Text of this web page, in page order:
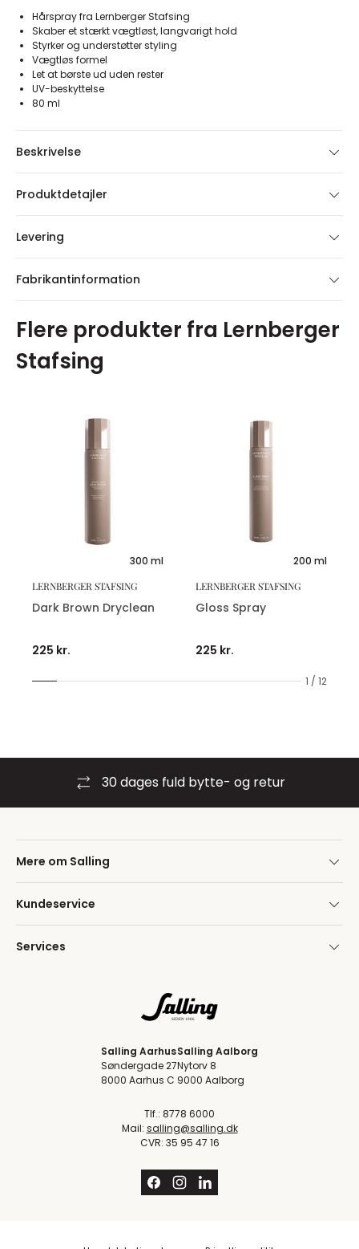
Hårspray fra Lernberger Stafsing
Skaber et stærkt vægtløst, langvarigt hold
Styrker og understøtter styling
Vægtløs formel
Let at børste ud uden rester
UV-beskyttelse
80 ml
Beskrivelse
Produktdetajler
Levering
Fabrikantinformation
Flere produkter fra Lernberger
Stafsing
1 / 12
300 ml
LERNBERGER STAFSING
Dark Brown Dryclean
225 kr.
200 ml
LERNBERGER STAFSING
Gloss Spray
225 kr.
30 dages fuld bytte- og retur
Mere om Salling
Kundeservice
Services
Salling Aarhus
Søndergade 27
8000 Aarhus C
Salling Aalborg
Nytorv 8
9000 Aalborg
Tlf.: 8778 6000
Mail: salling@salling.dk
CVR: 35 95 47 16